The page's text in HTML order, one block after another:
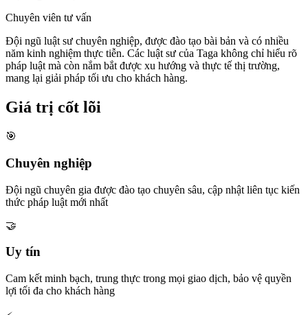
Chuyên viên tư vấn
Đội ngũ luật sư chuyên nghiệp, được đào tạo bài bản và có nhiều
năm kinh nghiệm thực tiễn. Các luật sư của Taga không chỉ hiểu rõ
pháp luật mà còn nắm bắt được xu hướng và thực tế thị trường,
mang lại giải pháp tối ưu cho khách hàng.
Giá trị cốt lõi
🎯
Chuyên nghiệp
Đội ngũ chuyên gia được đào tạo chuyên sâu, cập nhật liên tục kiến
thức pháp luật mới nhất
🤝
Uy tín
Cam kết minh bạch, trung thực trong mọi giao dịch, bảo vệ quyền
lợi tối đa cho khách hàng